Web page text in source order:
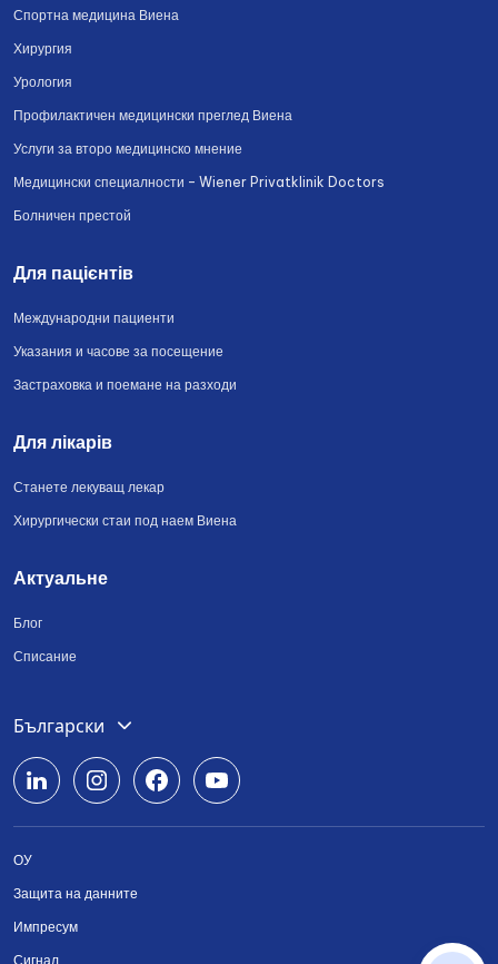
Спортна медицина Виена
Хирургия
Урология
Профилактичен медицински преглед Виена
Услуги за второ медицинско мнение
Медицински специалности – Wiener Privatklinik Doctors
Болничен престой
Для пацієнтів
Международни пациенти
Указания и часове за посещение
Застраховка и поемане на разходи
Для лікарів
Станете лекуващ лекар
Хирургически стаи под наем Виена
Актуальне
Блог
Списание
Български
Deutsch
English
Srpski
ОУ
Защита на данните
Импресум
Сигнал